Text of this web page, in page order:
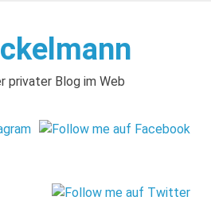
privater Blog im Web